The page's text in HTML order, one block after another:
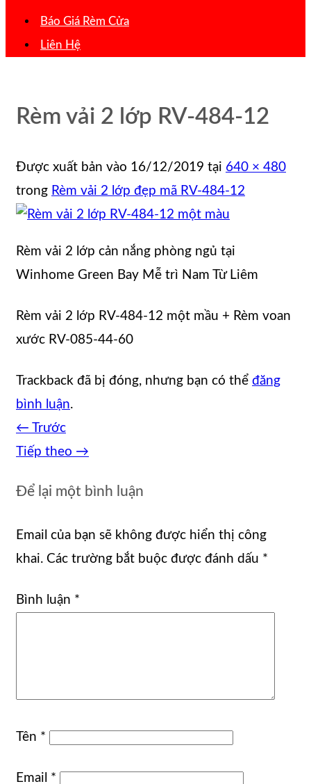
Báo Giá Rèm Cửa
Liên Hệ
Rèm vải 2 lớp RV-484-12
Được xuất bản vào 16/12/2019 tại 640 × 480
trong Rèm vải 2 lớp đẹp mã RV-484-12
Rèm vải 2 lớp cản nắng phòng ngủ tại
Winhome Green Bay Mễ trì Nam Từ Liêm
Rèm vải 2 lớp RV-484-12 một mầu + Rèm voan
xước RV-085-44-60
Trackback đã bị đóng, nhưng bạn có thể đăng
bình luận.
← Trước
Tiếp theo →
Để lại một bình luận
Email của bạn sẽ không được hiển thị công
khai. Các trường bắt buộc được đánh dấu *
Bình luận *
Tên *
Email *